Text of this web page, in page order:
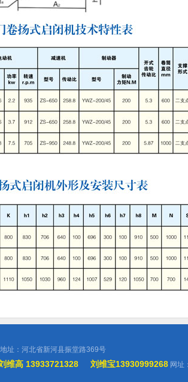
址：河北省新河县振堂路369号
维高 13933721328 刘维宝13930999268 网址：